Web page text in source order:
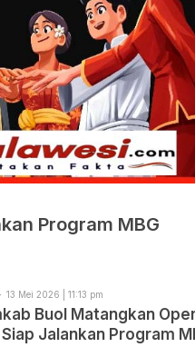
Program MBG
13 Mei 2026 | 11:13 pm
Buol Matangkan
Jalankan Program